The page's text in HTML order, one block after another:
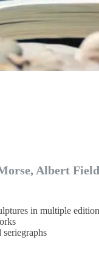
Albert Field
in multiple